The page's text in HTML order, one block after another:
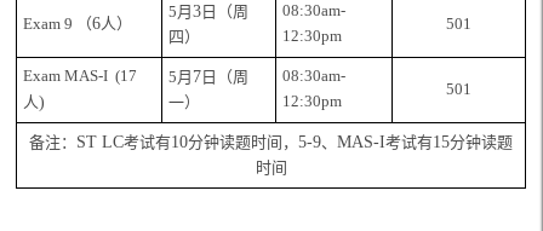
Exam 9 （6人）
5月3 日（周
四）
08:30am-
12:30pm
501
Exam MAS-I (17
人)
5月 7 日（周
一）
08:30am-
12:30pm
501
备注： ST LC考试有10分钟读题时间，5-9、MAS-I考试有15分钟读题
时间